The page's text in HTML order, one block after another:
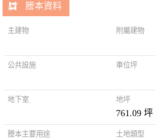
謄本資料
主建物 附屬建物
公共設施 車位坪
地下室 地坪
761.09 坪
謄本主要用途 土地類型